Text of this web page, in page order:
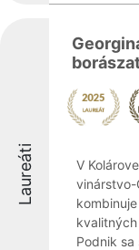
Laureáti
V
vinárstvo-
Podnik